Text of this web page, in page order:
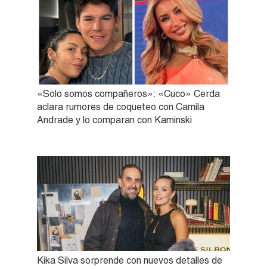
«Solo somos compañeros»: «Cuco» Cerda
aclara rumores de coqueteo con Camila
Andrade y lo comparan con Kaminski
Kika Silva sorprende con nuevos detalles de